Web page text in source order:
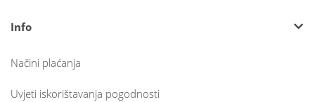
Info
Načini plaćanja
Uvjeti iskorištavanja pogodnosti